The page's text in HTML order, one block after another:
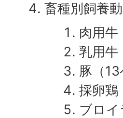
畜種別飼養
肉用牛
乳用牛
豚（13
採卵鶏
ブロ